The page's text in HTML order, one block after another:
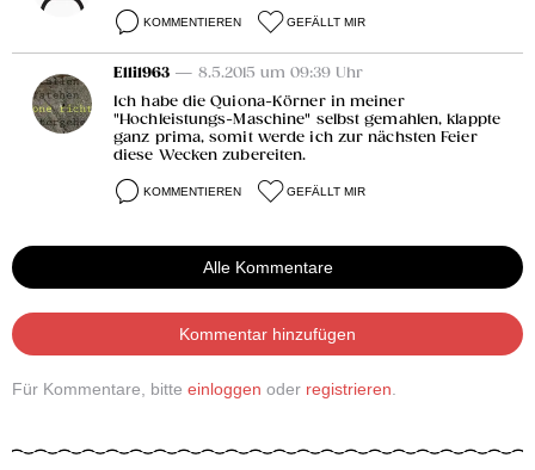
KOMMENTIEREN GEFÄLLT MIR
Elli1963 — 8.5.2015 um 09:39 Uhr
Ich habe die Quiona-Körner in meiner
"Hochleistungs-Maschine" selbst gemahlen, klappte
ganz prima, somit werde ich zur nächsten Feier
diese Wecken zubereiten.
KOMMENTIEREN GEFÄLLT MIR
Alle Kommentare
Kommentar hinzufügen
Für Kommentare, bitte einloggen oder registrieren